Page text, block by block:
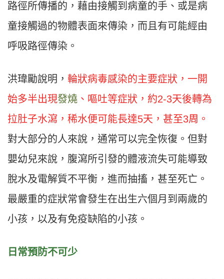
路徑所傳播的，藉由接觸到病童的手、或是病
童接觸過的物體表面來傳染，而且有可能經由
呼吸路徑傳染。
洪瑋勵說明， 輪狀病毒感染的主要症狀，一開
始多半出現發燒 、 嘔吐等症狀，約2-3天後轉為
拉肚子水瀉，稀水便可能長達5天，甚至3周。
對大部分的人來說，通常可以完全恢復。但對
嬰幼兒來說，腹瀉所引發的體液流失可能導致
脫水及電解質不平衡，進而抽搐，甚至死亡。
最嚴重的症狀常會發生在出生六個月到兩歲的
小孩，以及有免疫缺陷的小孩。
日常預防不可少